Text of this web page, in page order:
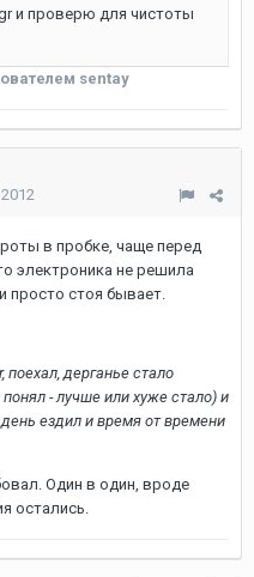
и проверю для чистоты
sentay
в пробке, чаще перед
электроника не решила
просто стоя бывает.
дерганье стало
- лучше или хуже стало) и
ездил и время от времени
Один в один, вроде
остались.